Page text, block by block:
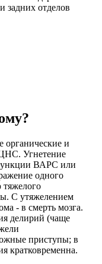
задних отделов
органические и
Угнетение
ВАРС или
одного
тяжелого
С утяжелением
- в смерть мозга.
делирий (чаще
приступы; в
кратковременна.